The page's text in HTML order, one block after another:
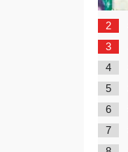
2
3
4
5
6
7